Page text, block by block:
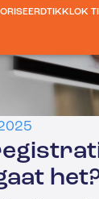
TIKKLOK